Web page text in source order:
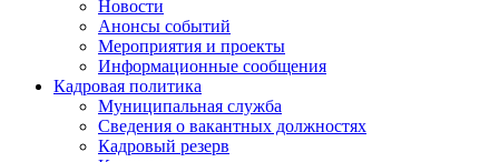
Новости
Анонсы событий
Мероприятия и проекты
Информационные сообщения
Кадровая политика
Муниципальная служба
Сведения о вакантных должностях
Кадровый резерв